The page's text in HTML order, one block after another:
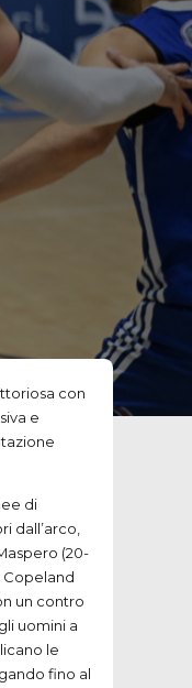
con
e
di
dall’arco,
(20-
Copeland
un contro
uomini a
le
fino al